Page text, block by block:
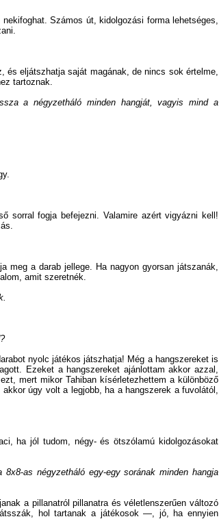
Számos út, kidolgozási forma lehetséges,
és eljátszhatja saját magának, de nincs sok értelme,
tartoznak.
a négyzetháló minden hangját, vagyis mind a
sorral fogja befejezni. Valamire azért vigyázni kell!
meg a darab jellege. Ha nagyon gyorsan játszanák,
amit szeretnék.
nyolc játékos játszhatja! Még a hangszereket is
Ezeket a hangszereket ajánlottam akkor azzal,
mert mikor Tahiban kísérletezhettem a különböző
úgy volt a legjobb, ha a hangszerek a fuvolától,
ha jól tudom, négy- és ötszólamú kidolgozásokat
8x8-as négyzetháló egy-egy sorának minden hangja
a pillanatról pillanatra és véletlenszerűen változó
hol tartanak a játékosok —, jó, ha ennyien